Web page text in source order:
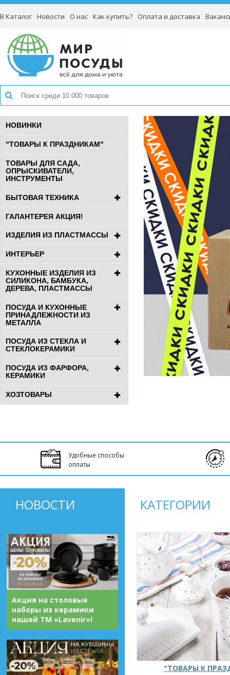
В Каталог Новости О нас Как купить? Оплата и доставка
НОВИНКИ
"ТОВАРЫ К ПРАЗДНИКАМ"
ТОВАРЫ ДЛЯ САДА,
ОПРЫСКИВАТЕЛИ,
ИНСТРУМЕНТЫ
БЫТОВАЯ ТЕХНИКА
ГАЛАНТЕРЕЯ АКЦИЯ!
ИЗДЕЛИЯ ИЗ ПЛАСТМАССЫ
ИНТЕРЬЕР
КУХОННЫЕ ИЗДЕЛИЯ ИЗ
СИЛИКОНА, БАМБУКА,
ДЕРЕВА, ПЛАСТМАССЫ
ПОСУДА И КУХОННЫЕ
ПРИНАДЛЕЖНОСТИ ИЗ
МЕТАЛЛА
ПОСУДА ИЗ СТЕКЛА И
СТЕКЛОКЕРАМИКИ
ПОСУДА ИЗ ФАРФОРА,
КЕРАМИКИ
ХОЗТОВАРЫ
Удобные способы
оплаты
НОВОСТИ
Акция на столовые
наборы из керамики
нашей ТМ «Lavenir»!
КАТЕГОРИИ
"ТОВАРЫ К